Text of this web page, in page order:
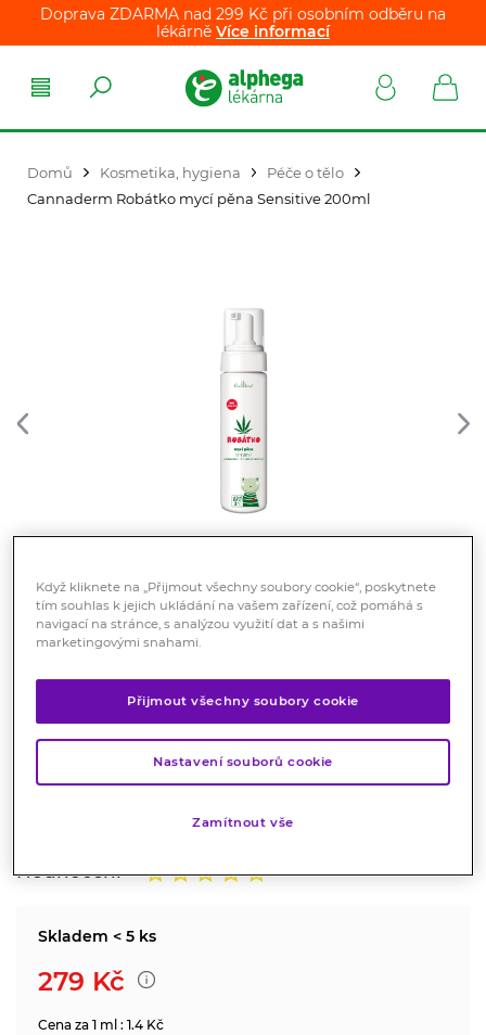
Doprava ZDARMA nad 299 Kč při osobním odběru na
lékárně Více informací
Domů Kosmetika, hygiena
Péče o tělo
Cannaderm Robátko mycí pěna Sensitive 200ml
Cannaderm Robátko mycí pěna
Sensitive 200ml
Hodnocení
Skladem < 5 ks
279 Kč
Cena za 1 ml : 1.4 Kč
Když kliknete na „Přijmout všechny soubory cookie“, poskytnete
tím souhlas k jejich ukládání na vašem zařízení, což pomáhá s
navigací na stránce, s analýzou využití dat a s našimi
marketingovými snahami.
Přijmout všechny soubory cookie
Nastavení souborů cookie
Zamítnout vše